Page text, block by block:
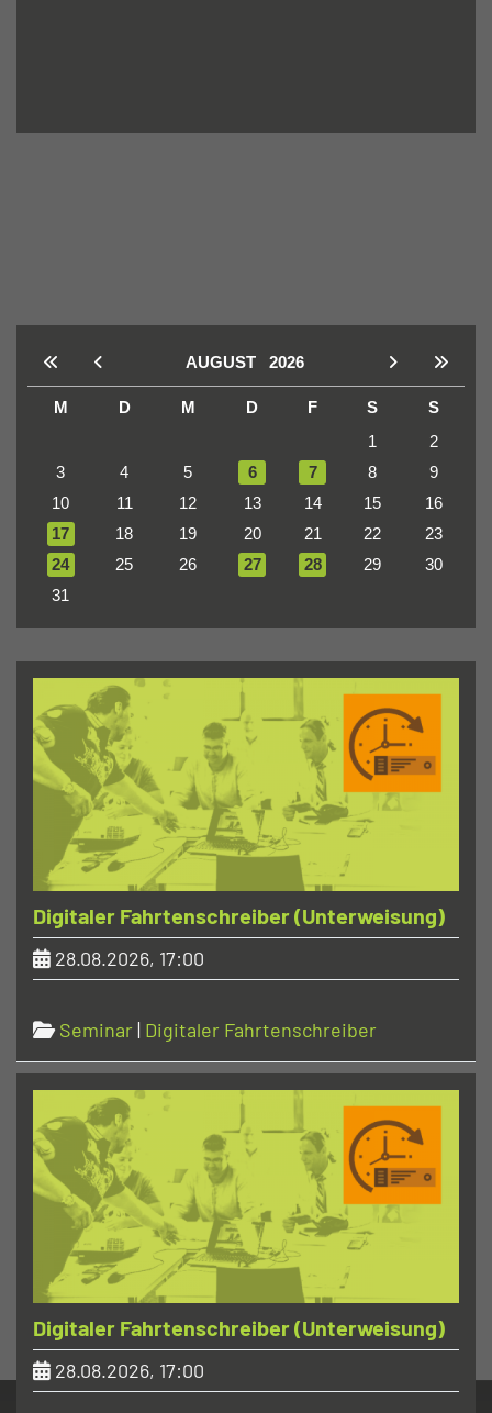
AUGUST 2026
M D M D F S
S
1
2
3
4 5 6 7 8
9
10
11 12 13 14 15
16
17
18 19 20 21 22
23
24
25 26 27 28 29
30
31
Digitaler Fahrtenschreiber (Unterweisung)
28.08.2026, 17:00
Seminar | Digitaler Fahrtenschreiber
Digitaler Fahrtenschreiber (Unterweisung)
28.08.2026, 17:00